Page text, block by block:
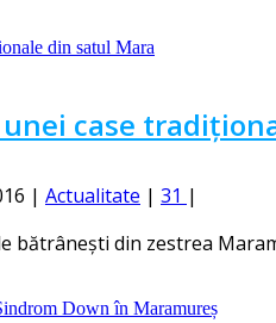
case
| Actualitate | 31 |
bătrânești din zestrea